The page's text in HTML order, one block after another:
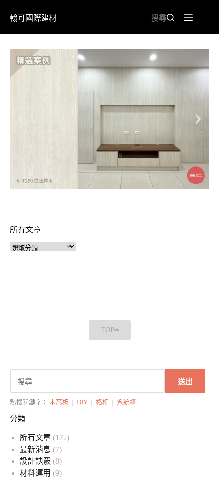
翰可國際建材 搜尋
送出
熱搜關鍵字： 木芯板 | DIY | 格柵 | 系統櫃
分類
所有文章 (172)
最新消息 (7)
設計訣竅 (8)
材料運用 (9)
所有文章
TOP